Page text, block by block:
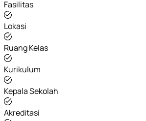
Fasilitas
Lokasi
Ruang Kelas
Kurikulum
Kepala Sekolah
Akreditasi